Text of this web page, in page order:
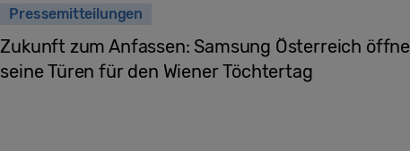
Pressemitteilungen
Zukunft zum Anfassen: Samsung Österreich
seine Türen für den Wiener Töchtertag